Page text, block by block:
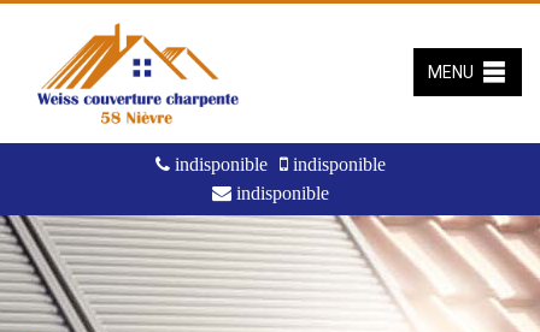
indisponible
indisponible
indisponible
MENU